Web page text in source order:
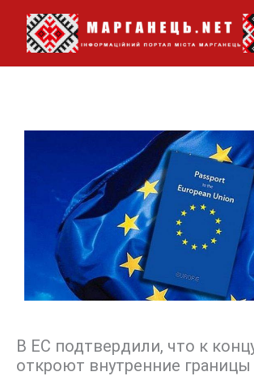
Перейти
вмісту
В ЕС подтвердили, что к
откроют внутренние границы